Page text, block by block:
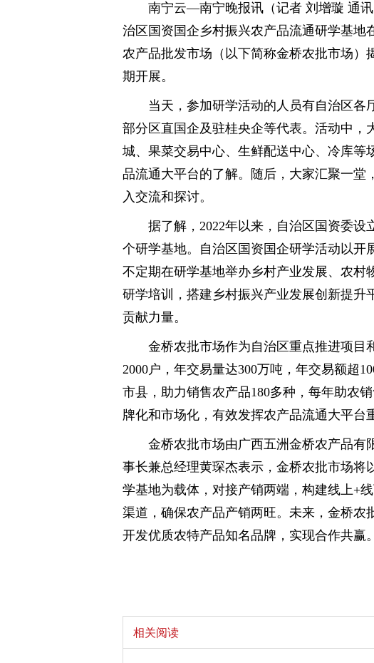
南宁云—南宁晚报讯（记者 刘增璇 通
治区国资国企乡村振兴农产品流通研学基地
农产品批发市场（以下简称金桥农批市场）
期开展。
当天，参加研学活动的人员有自治区各
部分区直国企及驻桂央企等代表。活动中，
城、果菜交易中心、生鲜配送中心、冷库等
品流通大平台的了解。随后，大家汇聚一堂
入交流和探讨。
据了解，2022年以来，自治区国资委
个研学基地。自治区国资国企研学活动以开
不定期在研学基地举办乡村产业发展、农村
研学培训，搭建乡村振兴产业发展创新提升
贡献力量。
金桥农批市场作为自治区重点推进项目
2000户，年交易量达300万吨，年交易额超
市县，助力销售农产品180多种，每年助农
牌化和市场化，有效发挥农产品流通大平台
金桥农批市场由广西五洲金桥农产品有
事长兼总经理黄琛杰表示，金桥农批市场将
学基地为载体，对接产销两端，构建线上+
渠道，确保农产品产销两旺。未来，金桥农
开发优质农特产品知名品牌，实现合作共赢。
相关阅读